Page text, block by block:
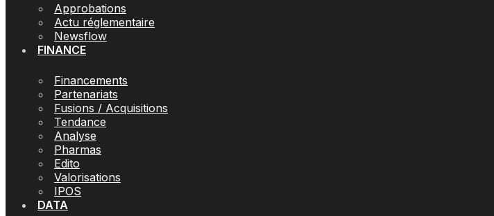
Approbations
Actu réglementaire
Newsflow
FINANCE
Financements
Partenariats
Fusions / Acquisitions
Tendance
Analyse
Pharmas
Edito
Valorisations
IPOS
DATA